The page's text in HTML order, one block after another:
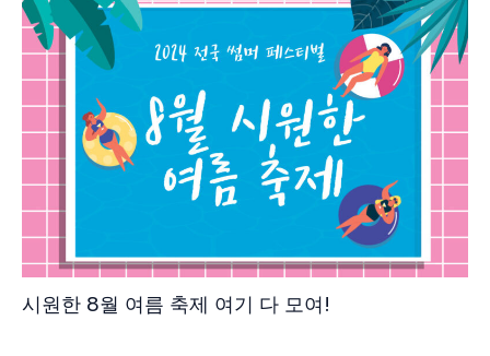
시원한 8월 여름 축제 여기 다 모여!